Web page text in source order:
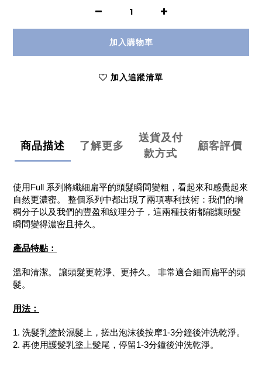
加入購物車
加入追蹤清單
商品描述 了解更多
送貨及付
款方式
顧客評價
使用Full 系列將纖細扁平的頭髮瞬間變粗，看起來和感覺起來
自然更濃密。 整個系列中都出現了兩項專利技術：我們的增
稠分子以及我們的豐盈和紋理分子，這兩種技術都能讓頭髮
瞬間變得濃密且持久。
產品特點：
溫和清潔。 讓頭髮更乾淨、更持久。 非常適合細而扁平的頭
髮。
用法：
1. 洗髮乳塗於濕髮上，搓出泡沫後按摩1-3分鐘後沖洗乾淨。
2. 再使用護髮乳塗上髮尾，停留1-3分鐘後沖洗乾淨。